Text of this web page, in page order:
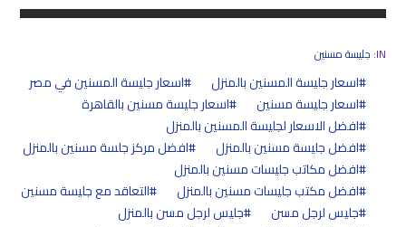
IN: جليسة مسنين
اسعار جليسة المسنين بالمنزل
اسعار جليسة المسنين في مصر
اسعار جليسة مسنين
اسعار جليسة مسنين بالقاهرة
افضل الاسعار لجليسة المسنين بالمنزل
افضل جليسة مسنين بالمنزل
افضل مركز جلسة مسنين بالمنزل
افضل مكاتب جليسات مسنين بالمنزل
افضل مكتب جليسات مسنين بالمنزل
التعاقد مع جليسة مسنين
جليس لرجل مسن
جليس لرجل مسن بالمنزل